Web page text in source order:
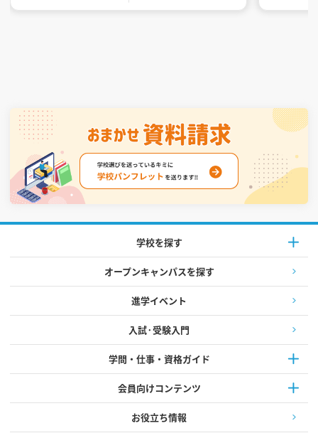
学校を探す
オープンキャンパスを探す
進学イベント
入試·受験入門
学問・仕事・資格ガイド
会員向けコンテンツ
お役立ち情報